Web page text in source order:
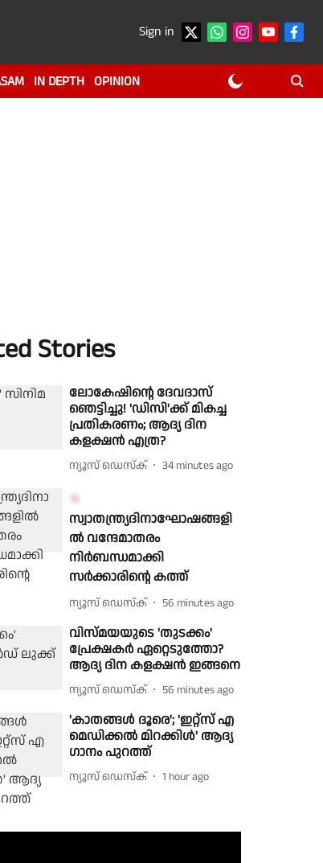
Sign in
IN DEPTH OPINION
Stories
ലോകേഷിന്റെ ദേവദാസ്
ഞെട്ടിച്ചു! 'ഡിസി'ക്ക് മികച്ച
പ്രതികരണം; ആദ്യ ദിന
കളക്ഷൻ എത്ര?
ന്യൂസ് ഡെസ്ക് 34 minutes ago
സ്വാതന്ത്ര്യദിനാഘോഷങ്ങളി
ൽ വന്ദേമാതരം
നിർബന്ധമാക്കി
സർക്കാരിൻ്റെ കത്ത്
ന്യൂസ് ഡെസ്ക് 56 minutes ago
വിസ്മയയുടെ 'തുടക്കം'
പ്രേക്ഷകർ ഏറ്റെടുത്തോ?
ആദ്യ ദിന കളക്ഷൻ ഇങ്ങനെ
ന്യൂസ് ഡെസ്ക് 56 minutes ago
'കാതങ്ങൾ ദൂരെ'; 'ഇറ്റ്സ് എ
മെഡിക്കൽ മിറക്കിൾ' ആദ്യ
ഗാനം പുറത്ത്
ന്യൂസ് ഡെസ്ക് 1 hour ago